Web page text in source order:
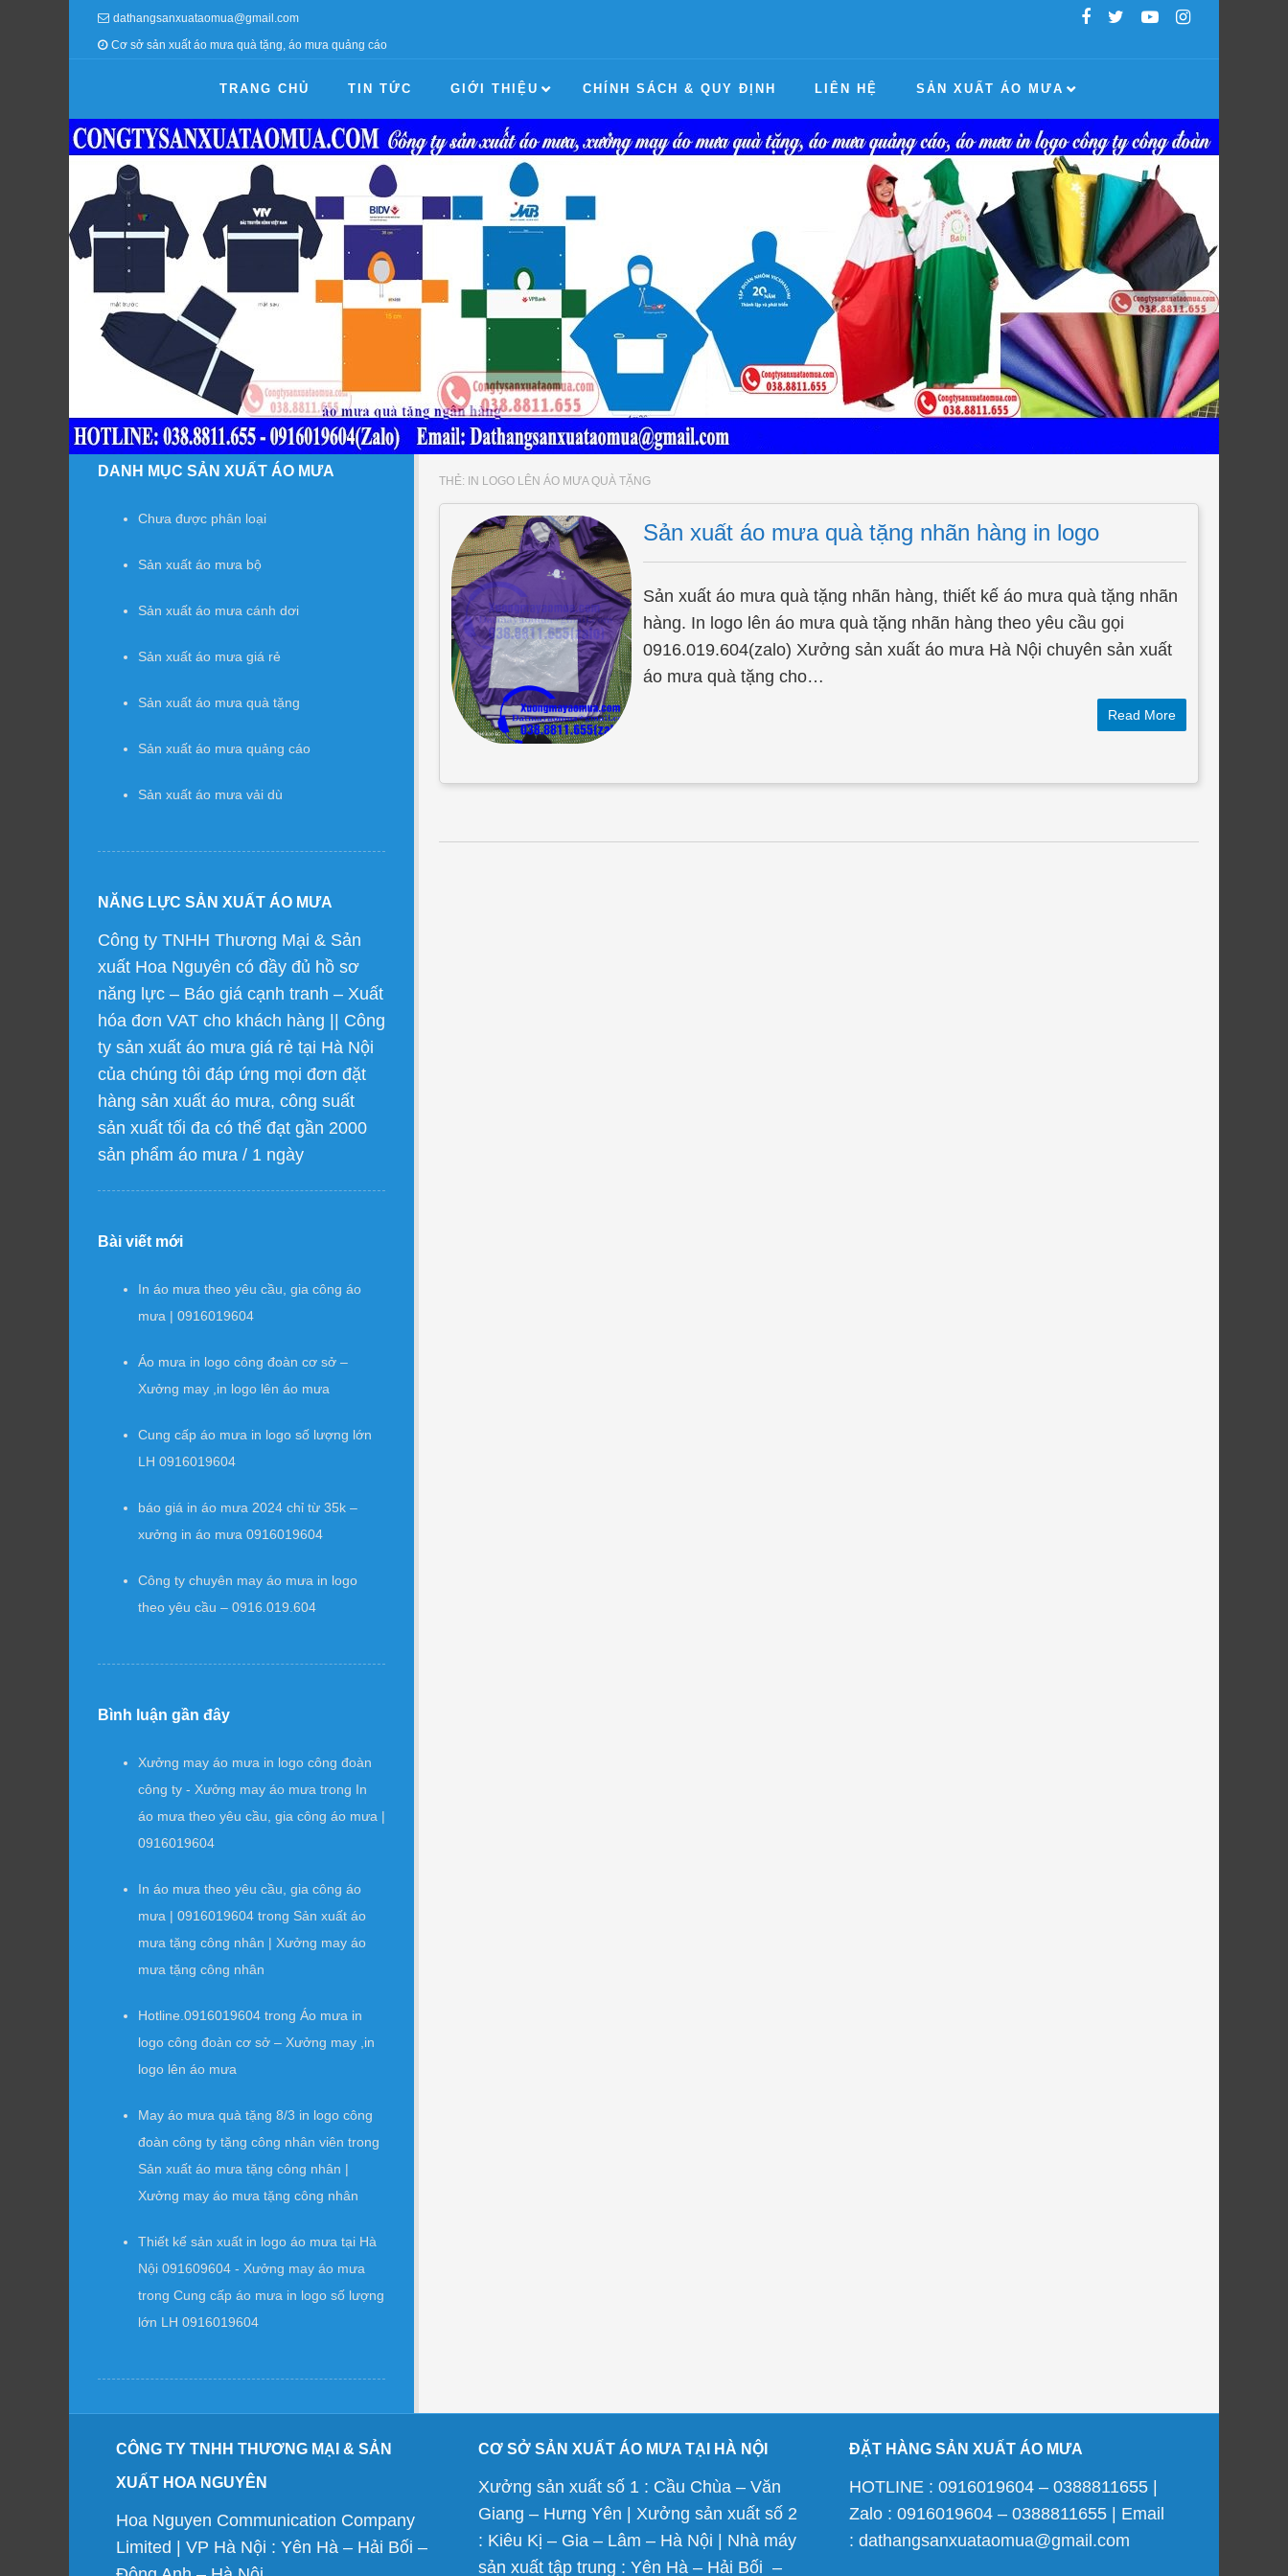
dathangsanxuataomua@gmail.com
Cơ sở sản xuất áo mưa quà tặng, áo mưa quảng cáo
TRANG CHỦ TIN TỨC GIỚI THIỆU CHÍNH SÁCH & QUY ĐỊNH LIÊN HỆ SẢN XUẤT ÁO MƯA
DANH MỤC SẢN XUẤT ÁO MƯA
Chưa được phân loại
Sản xuất áo mưa bộ
Sản xuất áo mưa cánh dơi
Sản xuất áo mưa giá rẻ
Sản xuất áo mưa quà tặng
Sản xuất áo mưa quảng cáo
Sản xuất áo mưa vải dù
NĂNG LỰC SẢN XUẤT ÁO MƯA
Công ty TNHH Thương Mại & Sản
xuất Hoa Nguyên có đầy đủ hồ sơ
năng lực – Báo giá cạnh tranh – Xuất
hóa đơn VAT cho khách hàng || Công
ty sản xuất áo mưa giá rẻ tại Hà Nội
của chúng tôi đáp ứng mọi đơn đặt
hàng sản xuất áo mưa, công suất
sản xuất tối đa có thể đạt gần 2000
sản phẩm áo mưa / 1 ngày
Bài viết mới
In áo mưa theo yêu cầu, gia công áo
mưa | 0916019604
Áo mưa in logo công đoàn cơ sở –
Xưởng may ,in logo lên áo mưa
Cung cấp áo mưa in logo số lượng lớn
LH 0916019604
báo giá in áo mưa 2024 chỉ từ 35k –
xưởng in áo mưa 0916019604
Công ty chuyên may áo mưa in logo
theo yêu cầu – 0916.019.604
Bình luận gần đây
Xưởng may áo mưa in logo công đoàn
công ty - Xưởng may áo mưa trong In
áo mưa theo yêu cầu, gia công áo mưa |
0916019604
In áo mưa theo yêu cầu, gia công áo
mưa | 0916019604 trong Sản xuất áo
mưa tặng công nhân | Xưởng may áo
mưa tặng công nhân
Hotline.0916019604 trong Áo mưa in
logo công đoàn cơ sở – Xưởng may ,in
logo lên áo mưa
May áo mưa quà tặng 8/3 in logo công
đoàn công ty tặng công nhân viên trong
Sản xuất áo mưa tặng công nhân |
Xưởng may áo mưa tặng công nhân
Thiết kế sản xuất in logo áo mưa tại Hà
Nội 091609604 - Xưởng may áo mưa
trong Cung cấp áo mưa in logo số lượng
lớn LH 0916019604
THẺ: IN LOGO LÊN ÁO MƯA QUÀ TẶNG
Sản xuất áo mưa quà tặng nhãn hàng in logo
Sản xuất áo mưa quà tặng nhãn hàng, thiết kế áo mưa quà tặng nhãn
hàng. In logo lên áo mưa quà tặng nhãn hàng theo yêu cầu gọi
0916.019.604(zalo) Xưởng sản xuất áo mưa Hà Nội chuyên sản xuất
áo mưa quà tặng cho…
Read More
CÔNG TY TNHH THƯƠNG MẠI & SẢN
XUẤT HOA NGUYÊN
Hoa Nguyen Communication Company
Limited | VP Hà Nội : Yên Hà – Hải Bối –
CƠ SỞ SẢN XUẤT ÁO MƯA TẠI HÀ NỘI
Xưởng sản xuất số 1 : Cầu Chùa – Văn
Giang – Hưng Yên | Xưởng sản xuất số 2
: Kiêu Kị – Gia – Lâm – Hà Nội | Nhà máy
sản xuất tập trung : Yên Hà – Hải Bối –
ĐẶT HÀNG SẢN XUẤT ÁO MƯA
HOTLINE : 0916019604 – 0388811655 |
Zalo : 0916019604 – 0388811655 | Email
: dathangsanxuataomua@gmail.com